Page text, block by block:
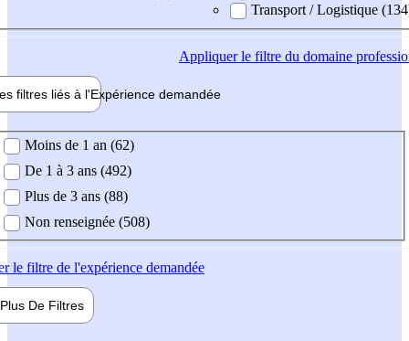
Transport / Logistique
Appliquerle filtre du domaine
filtres liés à l'Expérience demandée
demandée
Moins de 1 an (62)
De 1 à 3 ans (492)
Plus de 3 ans (88)
Non renseignée (508)
le filtre de l'expérience demandée
Plus De Filtres